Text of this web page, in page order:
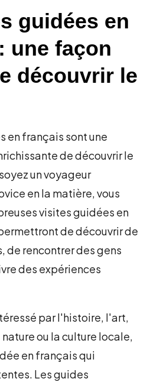
guidées en
une façon
découvrir le
en français sont une
de découvrir le
un voyageur
en la matière, vous
visites guidées en
de découvrir de
de rencontrer des gens
des expériences
par l'histoire, l'art,
ou la culture locale,
en français qui
Les guides